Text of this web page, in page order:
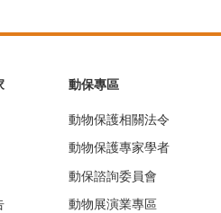
動保專區
動物保護相關法令
動物保護專家學者
動保諮詢委員會
動物展演業專區